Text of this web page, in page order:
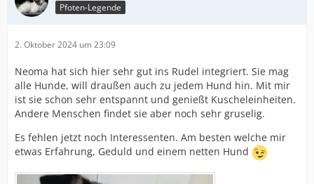
Pfoten-Legende
2. Oktober 2024 um 23:09
Neoma hat sich hier sehr gut ins Rudel integriert. Sie mag
alle Hunde, will draußen auch zu jedem Hund hin. Mit mir
ist sie schon sehr entspannt und genießt Kuscheleinheiten.
Andere Menschen findet sie aber noch sehr gruselig.
Es fehlen jetzt noch Interessenten. Am besten welche mir
etwas Erfahrung, Geduld und einem netten Hund